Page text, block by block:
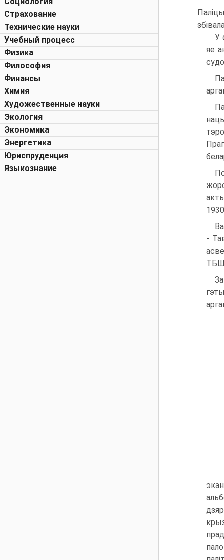
Страхование
Технические науки
Учебный процесс
Физика
Философия
Финансы
Химия
Художественные науки
Экология
Экономика
Энергетика
Юриспруденция
Языкознание
У
яе
-